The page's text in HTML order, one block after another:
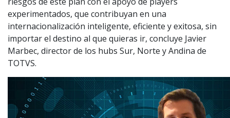
experimentados, que contribuyan en una
internacionalización inteligente, eficiente y exitosa, sin
importar el destino al que quieras ir, concluye Javier
Marbec, director de los hubs Sur, Norte y Andina de
TOTVS.